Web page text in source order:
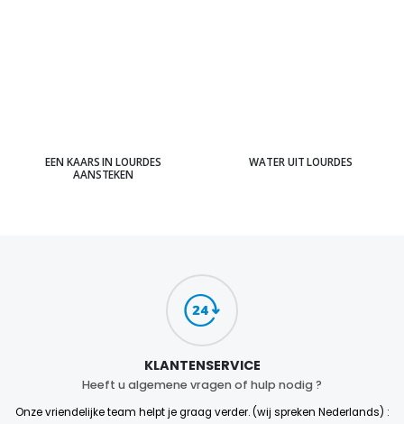
EEN KAARS IN LOURDES
AANSTEKEN
WATER UIT LOURDES
KLANTENSERVICE
Heeft u algemene vragen of hulp nodig ?
Onze vriendelijke team helpt je graag verder. (wij spreken Nederlands) :